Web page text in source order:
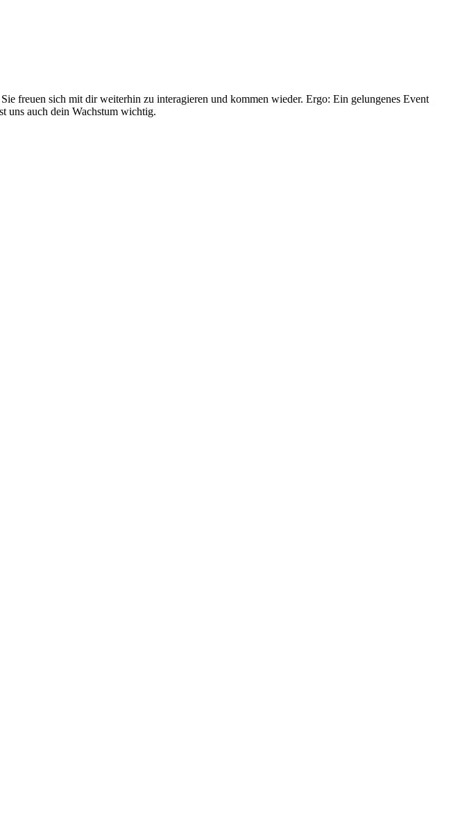
freuen sich mit dir weiterhin zu interagieren und kommen wieder. Ergo: Ein gelungenes Event
uns auch dein Wachstum wichtig.